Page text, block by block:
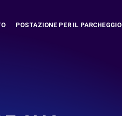
POSTAZIONE PER IL PARCHEGGIO